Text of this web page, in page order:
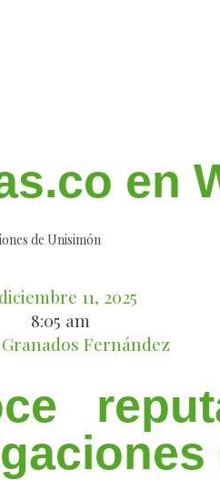
en
de Unisimón
diciembre 11, 2025
8:05 am
Granados Fernández